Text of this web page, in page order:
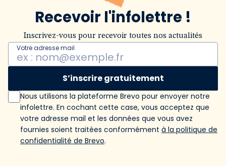
Recevoir l'infolettre !
Inscrivez-vous pour recevoir toutes nos actualités
Votre adresse mail
S’inscrire gratuitement
Nous utilisons la plateforme Brevo pour envoyer notre
infolettre. En cochant cette case, vous acceptez que
votre adresse mail et les données que vous avez
fournies soient traitées conformément à la politique de
confidentialité de Brevo.